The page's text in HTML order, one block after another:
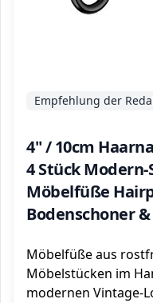
4" / 10cm
4 Stück
Möbelfüße
Bodenschoner
Empfehlung der
Möbelfüße aus
Möbelstücken im
modernen Vintage-